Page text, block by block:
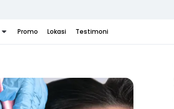
Promo Lokasi Testimoni